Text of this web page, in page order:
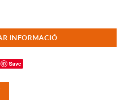
INFORMACIÓ
Save